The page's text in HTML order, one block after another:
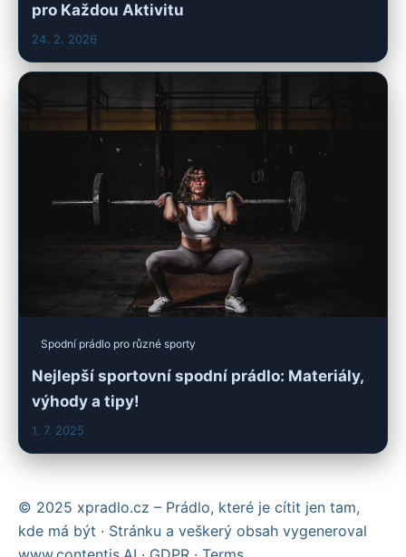
pro Každou Aktivitu
24. 2. 2026
Spodní prádlo pro různé sporty
Nejlepší sportovní spodní prádlo: Materiály,
výhody a tipy!
1. 7. 2025
© 2025 xpradlo.cz – Prádlo, které je cítit jen tam,
kde má být · Stránku a veškerý obsah vygeneroval